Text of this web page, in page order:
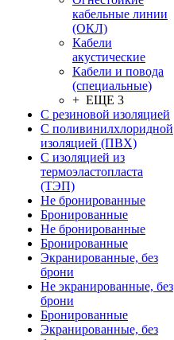
кабельные линии
(ОКЛ)
Кабели
акустические
Кабели и повода
(специальные)
+ ЕЩЕ 3
С резиновой изоляцией
С поливинилхлоридной
изоляцией (ПВХ)
С изоляцией из
термоэластопласта
(ТЭП)
Не бронированные
Бронированные
Не бронированные
Бронированные
Экранированные, без
брони
Не экранированные, без
брони
Бронированные
Экранированные, без